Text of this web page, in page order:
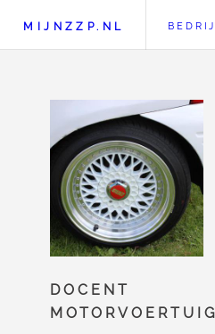
DOCENT
MIJNZZP.NL